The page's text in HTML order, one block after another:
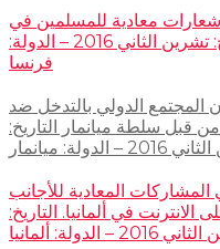
شعارات معادية للمسلمين في
مدينة بوردو الفرنسية. التاريخ: تشرين الثاني 2016 – الدولة:
فرنسا
المجتمع الدولي بالتدخل ضد
من قبل سلطة ميانمار التاريخ:
الدولة: ميانمار
المعادية للأجانب
في ألمانيا. التاريخ:
– الدولة: ألمانيا